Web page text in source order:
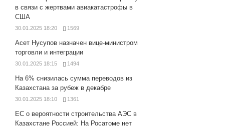
в связи с жертвами авиакатастрофы в
США
30.01.2025 18:20 1569
Асет Нусупов назначен вице-министром
торговли и интеграции
30.01.2025 18:15 1494
На 6% снизилась сумма переводов из
Казахстана за рубеж в декабре
30.01.2025 18:10 1361
ЕС о вероятности строительства АЭС в
Казахстане Россией: На Росатоме нет